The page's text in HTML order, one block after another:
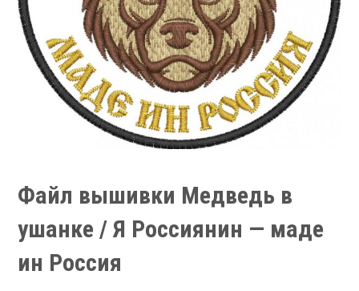
Файл вышивки Медведь в
ушанке / Я Россиянин — маде
ин Россия